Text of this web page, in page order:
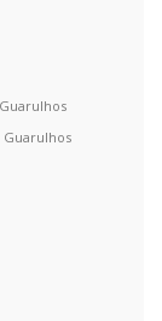
Guarulhos